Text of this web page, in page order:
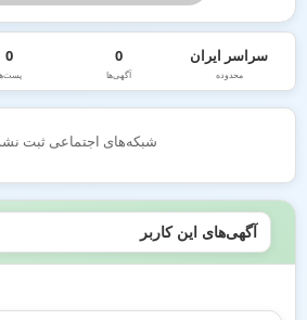
سراسر ایران
محدوده
0
آگهی‌ها
0
شبکه‌های اجتماعی ثبت
آگهی‌های این کاربر